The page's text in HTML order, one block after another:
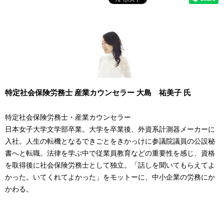
特定社会保険労務士 産業カウンセラー 大島 祐美子 氏
特定社会保険労務士・産業カウンセラー
日本女子大学文学部卒業。大学を卒業後、外資系計測器メーカーに
入社。人生の転機となるできごとをきかっけに参議院議員の公設秘
書へと転職。法律を学ぶ中で従業員教育などの重要性を感じ、資格
を取得後に社会保険労務士として独立。「話しを聞いてもらえてよ
かった。いてくれてよかった」をモットーに、中小企業の労務にか
かわる。